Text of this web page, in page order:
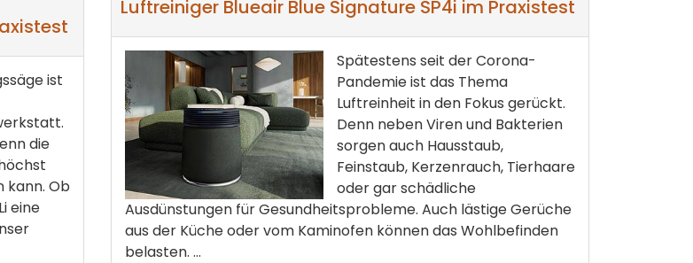
ist
die
kann. Ob
eine
Luftreiniger Blueair Blue Signature SP4i im Praxistest
Spätestens seit der Corona-
Pandemie ist das Thema
Luftreinheit in den Fokus gerückt.
Denn neben Viren und Bakterien
sorgen auch Hausstaub,
Feinstaub, Kerzenrauch, Tierhaare
oder gar schädliche
Ausdünstungen für Gesundheitsprobleme. Auch lästige Gerüche
aus der Küche oder vom Kaminofen können das Wohlbefinden
belasten. ...